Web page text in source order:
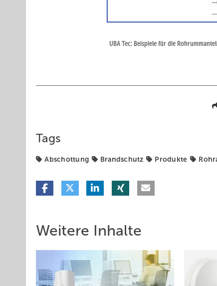
UBA Tec: Beispiele für die
Tags
Abschottung Brandschutz Produkte
Weitere Inhalte